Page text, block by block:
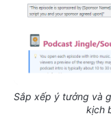
Sắp xếp ý tưởng và
kịch